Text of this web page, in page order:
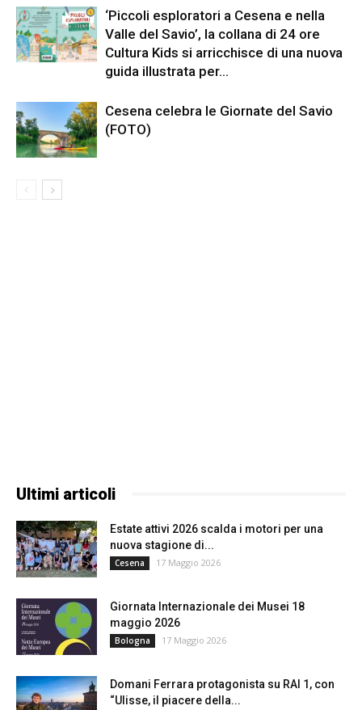
‘Piccoli esploratori a Cesena e nella
Valle del Savio’, la collana di 24 ore
Cultura Kids si arricchisce di una nuova
guida illustrata per...
Cesena celebra le Giornate del Savio
(FOTO)
Ultimi articoli
Estate attivi 2026 scalda i motori per una
nuova stagione di...
Cesena 17 Maggio 2026
Giornata Internazionale dei Musei 18
maggio 2026
Bologna 17 Maggio 2026
Domani Ferrara protagonista su RAI 1, con
“Ulisse, il piacere della...